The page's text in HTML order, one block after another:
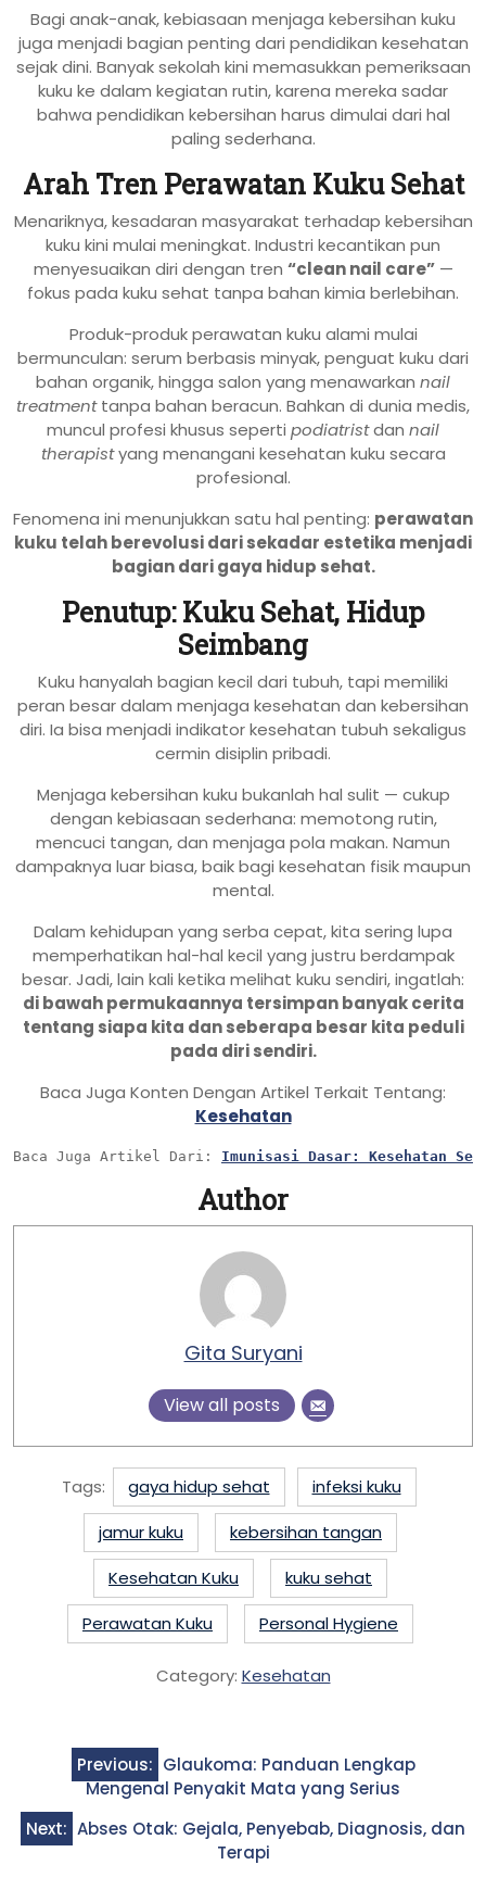
Bagi anak-anak, kebiasaan menjaga kebersihan kuku
juga menjadi bagian penting dari pendidikan kesehatan
sejak dini. Banyak sekolah kini memasukkan pemeriksaan
kuku ke dalam kegiatan rutin, karena mereka sadar
bahwa pendidikan kebersihan harus dimulai dari hal
paling sederhana.
Arah Tren Perawatan Kuku Sehat
Menariknya, kesadaran masyarakat terhadap kebersihan
kuku kini mulai meningkat. Industri kecantikan pun
menyesuaikan diri dengan tren “clean nail care”—
fokus pada kuku sehat tanpa bahan kimia berlebihan.
Produk-produk perawatan kuku alami mulai
bermunculan: serum berbasis minyak, penguat kuku dari
bahan organik, hingga salon yang menawarkan nail
treatmenttanpa bahan beracun. Bahkan di dunia medis,
muncul profesi khusus seperti podiatristdan nail
therapistyang menangani kesehatan kuku secara
profesional.
Fenomena ini menunjukkan satu hal penting: perawatan
kuku telah berevolusi dari sekadar estetika menjadi
bagian dari gaya hidup sehat.
Penutup: Kuku Sehat, Hidup
Seimbang
Kuku hanyalah bagian kecil dari tubuh, tapi memiliki
peran besar dalam menjaga kesehatan dan kebersihan
diri. Ia bisa menjadi indikator kesehatan tubuh sekaligus
cermin disiplin pribadi.
Menjaga kebersihan kuku bukanlah hal sulit — cukup
dengan kebiasaan sederhana: memotong rutin,
mencuci tangan, dan menjaga pola makan. Namun
dampaknya luar biasa, baik bagi kesehatan fisik maupun
mental.
Dalam kehidupan yang serba cepat, kita sering lupa
memperhatikan hal-hal kecil yang justru berdampak
besar. Jadi, lain kali ketika melihat kuku sendiri, ingatlah:
di bawah permukaannya tersimpan banyak cerita
tentang siapa kita dan seberapa besar kita peduli
pada diri sendiri.
Baca Juga Konten Dengan Artikel Terkait Tentang:
Kesehatan
Baca Juga Artikel Dari: Imunisasi Dasar: Kesehatan
Author
Gita Suryani
View all posts
Tags: gaya hidup sehat
infeksi kuku
jamur kuku
kebersihan tangan
Kesehatan Kuku
kuku sehat
Perawatan Kuku
Personal Hygiene
Category: Kesehatan
navigation
Previous: Glaukoma: Panduan Lengkap
Mengenal Penyakit Mata yang Serius
Next: Abses Otak: Gejala, Penyebab, Diagnosis, dan
Terapi